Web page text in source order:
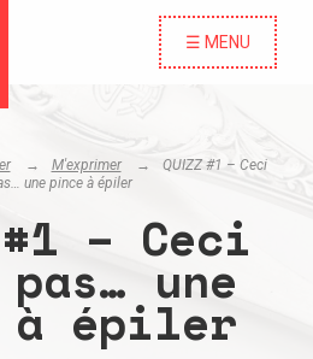
☰ MENU
M'exprimer
QUIZZ #1 – Ceci
une pince à épiler
#1 – Ceci
une
à épiler